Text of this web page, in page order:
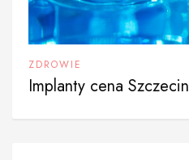
ZDROWIE
Implanty cena Szczecin